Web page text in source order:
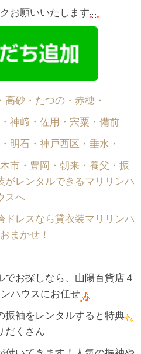
お願いいたします
砂・たつの・赤穂・
神﨑・佐用・宍粟・備前
明石・神戸西区・垂水・
市・豊岡・朝来・養父・振
がレンタルできるマリリンハ
スへ
ドレスなら貸衣装マリリンハ
まかせ！
お探しなら、山陽百貨店４
ハウスにお任せ
振袖をレンタルすると特典
だくさん